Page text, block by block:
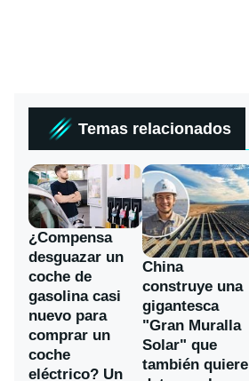
Temas relacionados
¿Compensa
desguazar un
coche de
gasolina casi
nuevo para
comprar un
coche
eléctrico? Un
China
construye una
gigantesca
"Gran Muralla
Solar" que
también quiere